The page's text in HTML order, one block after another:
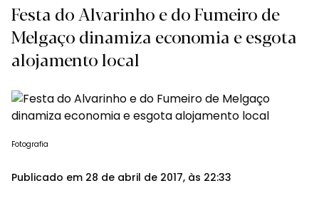
Festa do Alvarinho e do Fumeiro de
Melgaço dinamiza economia e esgota
alojamento local
Fotografia
Publicado em 28 de abril de 2017, às 22:33